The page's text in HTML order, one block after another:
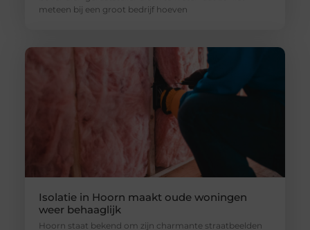
meteen bij een groot bedrijf hoeven
Isolatie in Hoorn maakt oude woningen
weer behaaglijk
Hoorn staat bekend om zijn charmante straatbeelden